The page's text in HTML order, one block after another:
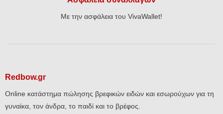
Με την ασφάλεια του VivaWallet!
Redbow.gr
Online κατάστημα πώλησης βρεφικών ειδών και εσωρούχων για τη
γυναίκα, τον άνδρα, το παιδί και το βρέφος.